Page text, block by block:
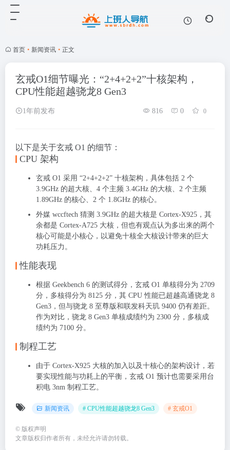
首页 • 新闻资讯 • 正文
玄戒O1细节曝光：“2+4+2+2”十核架构，
CPU性能超越骁龙8 Gen3
1年前发布 816 0 0
以下是关于玄戒 O1 的细节：
CPU 架构
玄戒 O1 采用 “2+4+2+2” 十核架构，具体包括 2 个
3.9GHz 的超大核、4 个主频 3.4GHz 的大核、2 个主频
1.89GHz 的核心、2 个 1.8GHz 的核心。
外媒 wccftech 猜测 3.9GHz 的超大核是 Cortex-X925，其
余都是 Cortex-A725 大核，但也有观点认为多出来的两个
核心可能是小核心，以避免十核全大核设计带来的巨大
功耗压力。
性能表现
根据 Geekbench 6 的测试得分，玄戒 O1 单核得分为 2709
分，多核得分为 8125 分，其 CPU 性能已超越高通骁龙 8
Gen3，但与骁龙 8 至尊版和联发科天玑 9400 仍有差距。
作为对比，骁龙 8 Gen3 单核成绩约为 2300 分，多核成
绩约为 7100 分。
制程工艺
由于 Cortex-X925 大核的加入以及十核心的架构设计，若
要实现性能与功耗上的平衡，玄戒 O1 预计也需要采用台
积电 3nm 制程工艺。
新闻资讯 # CPU性能超越骁龙8 Gen3 # 玄戒O1
© 版权声明
文章版权归作者所有，未经允许请勿转载。